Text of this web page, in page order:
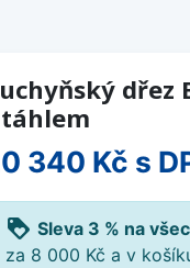
dřez
340 Kč s
loyalty Sleva 3 % na
za 8 000 Kč a v